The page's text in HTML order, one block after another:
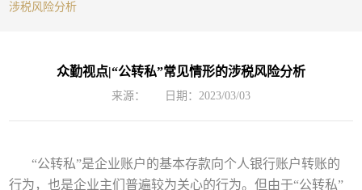
涉税风险分析
众勤视点|“公转私”常见情形的涉税风险分析
来源： 日期：2023/03/03
“公转私”是企业账户的基本存款向个人银行账户转账的
行为，也是企业主们普遍较为关心的行为。但由于“公转私”